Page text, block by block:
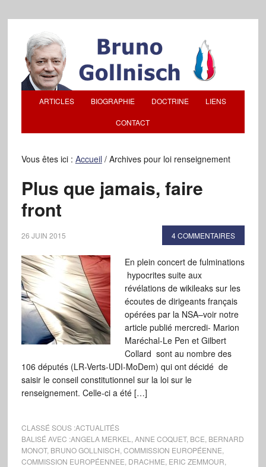
ARTICLES BIOGRAPHIE DOCTRINE LIENS
CONTACT
Vous êtes ici : Accueil /Archives pour loi renseignement
Plus que jamais, faire
front
26 JUIN 2015 4 COMMENTAIRES
En plein concert de fulminations
hypocrites suite aux
révélations de wikileaks sur les
écoutes de dirigeants français
opérées par la NSA–voir notre
article publié mercredi- Marion
Maréchal-Le Pen et Gilbert
Collard sont au nombre des
106 députés (LR-Verts-UDI-MoDem) qui ont décidé de
saisir le conseil constitutionnel sur la loi sur le
renseignement. Celle-ci a été […]
CLASSÉ SOUS :ACTUALITÉS
BALISÉ AVEC :ANGELA MERKEL ANNE COQUET, BCE BERNARD
MONOT, BRUNO GOLLNISCH COMMISSION EUROPÉENNE
COMMISSION EUROPÉENNEE DRACHME ERIC ZEMMOUR